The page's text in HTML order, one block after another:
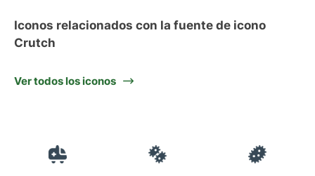
Iconos relacionados con la fuente de icono
Crutch
Ver todos los iconos